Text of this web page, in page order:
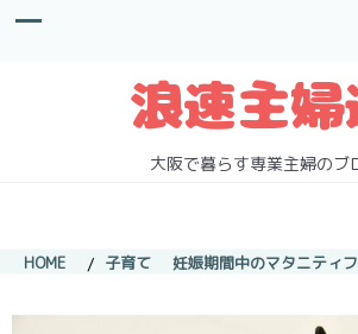
大阪で暮らす専業主婦のブ
HOME 子育て 妊娠期間中のマタニティ